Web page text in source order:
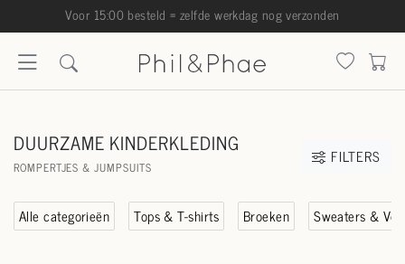
gratis verzending NL/BE vanaf 100
DUURZAME KINDERKLEDING
ROMPERTJES & JUMPSUITS
FILTERS
Alle categorieën Tops & T-shirts Broeken Sweaters &